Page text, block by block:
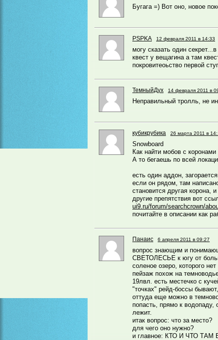
Бугага =) Вот оно, новое
PSPKA 12 февраля 2011 в 14:33
могу сказать один
квест у вещагина а там
покровитеоьство первой
ТемныйДух 14 февраля 2011 в
Неправильный тролль, не
кубикрубика 26 марта 2011 в
Snowboard
Как найти мобов с коронами
А то бегаешь по всей
есть один аддон,
если он рядом, там
становится другая корона,
другие препятствия вот
ui9.ru/forum/searchcrown/
почитайте в описании как
Панаис 6 апреля 2011 в 09:27
вопрос знающим и
СВЕТОЛЕСЬЕ к югу от
соленое озеро, которого нет
пейзаж похож на
19лвл. есть местечко с
"точках" рейд-боссы
оттуда еще можно в
попасть, прямо к водопаду,
лежит.
итак вопрос: что за место?
для чего оно нужно?
и главное: КТО И ЧТО